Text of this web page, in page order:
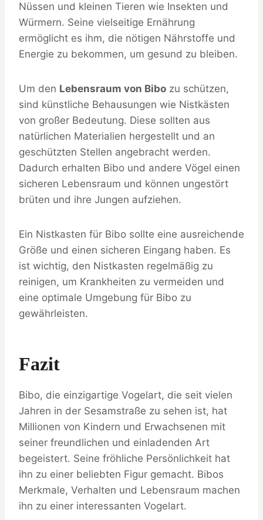
Nüssen und kleinen Tieren wie Insekten und
Würmern. Seine vielseitige Ernährung
ermöglicht es ihm, die nötigen Nährstoffe und
Energie zu bekommen, um gesund zu bleiben.
Um den Lebensraum von Bibo zu schützen,
sind künstliche Behausungen wie Nistkästen
von großer Bedeutung. Diese sollten aus
natürlichen Materialien hergestellt und an
geschützten Stellen angebracht werden.
Dadurch erhalten Bibo und andere Vögel einen
sicheren Lebensraum und können ungestört
brüten und ihre Jungen aufziehen.
Ein Nistkasten für Bibo sollte eine ausreichende
Größe und einen sicheren Eingang haben. Es
ist wichtig, den Nistkasten regelmäßig zu
reinigen, um Krankheiten zu vermeiden und
eine optimale Umgebung für Bibo zu
gewährleisten.
Fazit
Bibo, die einzigartige Vogelart, die seit vielen
Jahren in der Sesamstraße zu sehen ist, hat
Millionen von Kindern und Erwachsenen mit
seiner freundlichen und einladenden Art
begeistert. Seine fröhliche Persönlichkeit hat
ihn zu einer beliebten Figur gemacht. Bibos
Merkmale, Verhalten und Lebensraum machen
ihn zu einer interessanten Vogelart.